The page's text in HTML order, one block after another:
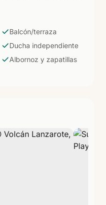
independiente.
de agua, plancha
buscan un extra de
Balcón/terraza
Ducha independiente
Albornoz y zapatillas